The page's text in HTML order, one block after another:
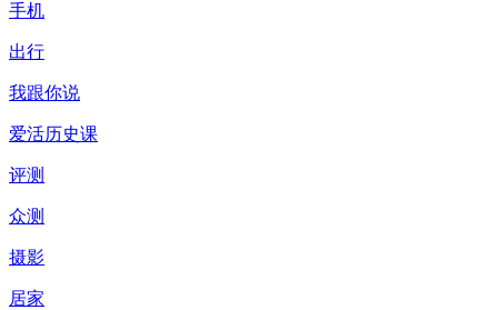
手机
出行
我跟你说
爱活历史课
评测
众测
摄影
居家